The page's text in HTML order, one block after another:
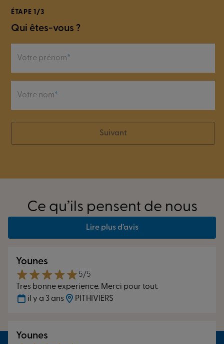
ÉTAPE 1/3
Qui êtes-vous ?
Votre prénom
Votre nom
Suivant
Ce qu’ils pensent de nous
Lire plus d’avis
Younes
5/5
Tres bonne experience. Merci pour tout.
il y a 3 ans
PITHIVIERS
Younes